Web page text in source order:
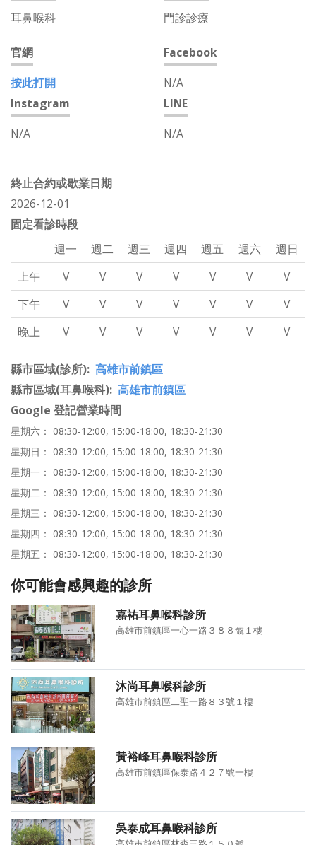
耳鼻喉科
門診診療
官網
按此打開
Facebook
N/A
Instagram
N/A
LINE
N/A
終止合約或歇業日期
2026-12-01
固定看診時段
週一
週二 週三 週四 週五 週六
週日
上午
V V V V V V
V
下午
V V V V V V
V
晚上
V V V V V V V
縣市區域(診所) 高雄市前鎮區
縣市區域(耳鼻喉科) 高雄市前鎮區
Google 登記營業時間
星期六： 08:30-12:00, 15:00-18:00, 18:30-21:30
星期日： 08:30-12:00, 15:00-18:00, 18:30-21:30
星期一： 08:30-12:00, 15:00-18:00, 18:30-21:30
星期二： 08:30-12:00, 15:00-18:00, 18:30-21:30
星期三： 08:30-12:00, 15:00-18:00, 18:30-21:30
星期四： 08:30-12:00, 15:00-18:00, 18:30-21:30
星期五： 08:30-12:00, 15:00-18:00, 18:30-21:30
你可能會感興趣的診所
嘉祐耳鼻喉科診所
高雄市前鎮區一心一路３８８號１樓
沐尚耳鼻喉科診所
高雄市前鎮區二聖一路８３號１樓
黃裕峰耳鼻喉科診所
高雄市前鎮區保泰路４２７號一樓
吳泰成耳鼻喉科診所